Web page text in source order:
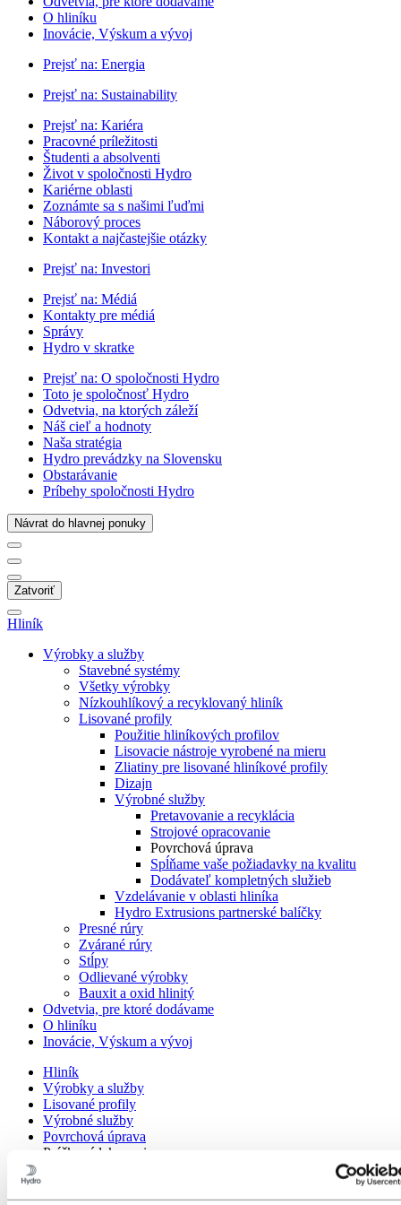
O hliníku
Inovácie, Výskum a vývoj
Prejsť na: Energia
Prejsť na: Sustainability
Prejsť na: Kariéra
Pracovné príležitosti
Študenti a absolventi
Život v spoločnosti Hydro
Kariérne oblasti
Zoznámte sa s našimi ľuďmi
Náborový proces
Kontakt a najčastejšie otázky
Prejsť na: Investori
Prejsť na: Médiá
Kontakty pre médiá
Správy
Hydro v skratke
Prejsť na: O spoločnosti Hydro
Toto je spoločnosť Hydro
Odvetvia, na ktorých záleží
Náš cieľ a hodnoty
Naša stratégia
Hydro prevádzky na Slovensku
Obstarávanie
Príbehy spoločnosti Hydro
Návrat do hlavnej ponuky
Zatvoriť
Hliník
Výrobky a služby
Stavebné systémy
Všetky výrobky
Nízkouhlíkový a recyklovaný hliník
Lisované profily
Použitie hliníkových profilov
Lisovacie nástroje vyrobené na mieru
Zliatiny pre lisované hliníkové profily
Dizajn
Výrobné služby
Pretavovanie a recyklácia
Strojové opracovanie
Povrchová úprava
Spĺňame vaše požiadavky na kvalitu
Dodávateľ kompletných služieb
Vzdelávanie v oblasti hliníka
Hydro Extrusions partnerské balíčky
Presné rúry
Zvárané rúry
Stĺpy
Odlievané výrobky
Bauxit a oxid hlinitý
Odvetvia, pre ktoré dodávame
O hliníku
Inovácie, Výskum a vývoj
Hliník
Výrobky a služby
Lisované profily
Výrobné služby
Povrchová úprava
Práškové lakovanie
Práškové lakovanie pre